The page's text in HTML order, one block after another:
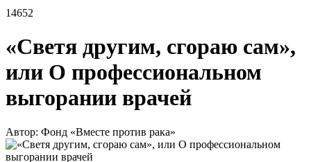
14652
«Светя другим, сгораю сам»,
или О профессиональном
выгорании врачей
Автор: Фонд «Вместе против рака»